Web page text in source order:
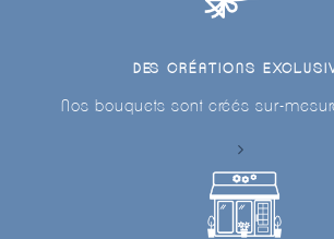
DES CRÉATIONS
Nos bouquets sont créés sur-